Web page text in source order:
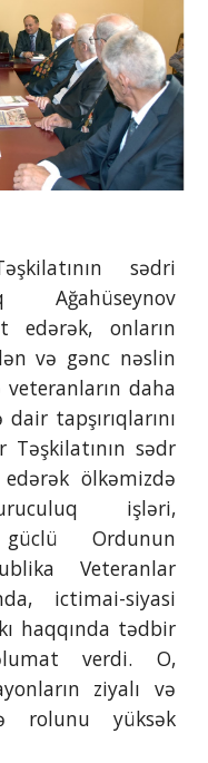
sədri
Ağahüseynov
edərək, onların
və gənc nəslin
daha
tapşırıqlarını
Təşkilatının sədr
ölkəmizdə
işləri,
Ordunun
Veteranlar
ictimai-siyasi
haqqında tədbir
verdi. O,
ziyalı və
rolunu yüksək